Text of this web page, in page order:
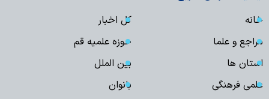
خانه
کل اخبار
مراجع و علما
حوزه علمیه قم
استان ها
بین الملل
علمی فرهنگی
بانوان